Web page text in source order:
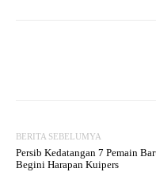
BERITA SEBELUMYA
Persib Kedatangan 7 Pemain
Begini Harapan Kuipers